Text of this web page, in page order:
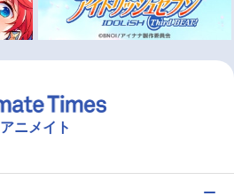
アニメイト